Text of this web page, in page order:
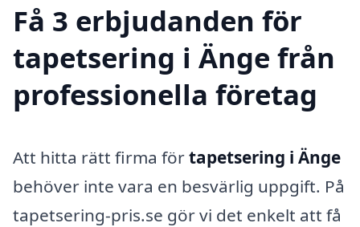
Få 3 erbjudanden för
tapetsering i Änge från
professionella företag
Att hitta rätt firma förtapetsering i Änge
behöver inte vara en besvärlig uppgift. På
tapetsering-pris.se gör vi det enkelt att få